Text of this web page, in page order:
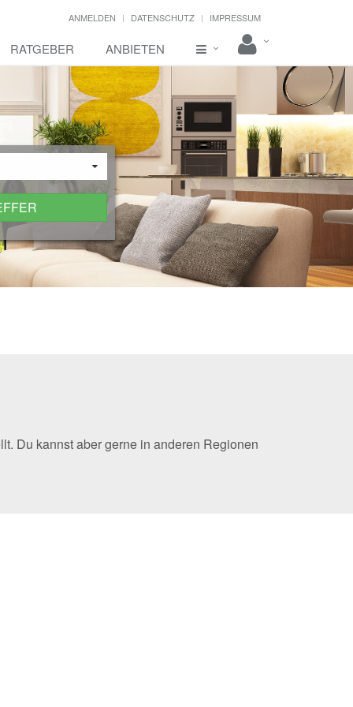
ANMELDEN DATENSCHUTZ IMPRESSUM
RATGEBER ANBIETEN
Du kannst aber gerne in anderen Regionen